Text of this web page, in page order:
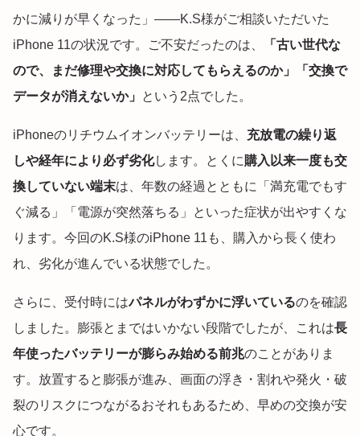
かに減りが早くなった」——K.S様がご相談いただいた
iPhone 11の状況です。ご不安だったのは、
「古い世代な
ので、まだ修理や交換に対応してもらえるのか」「交換で
データが消えないか」 という2点でした。
iPhoneのリチウムイオンバッテリーは、 充放電の繰り返
しや経年により必ず劣化します。とくに購入以来一度も交
換していない端末は、年数の経過とともに「満充電でもす
ぐ減る」「電源が突然落ちる」といった症状が出やすくな
ります。今回のK.S様のiPhone 11も、購入から長く使わ
れ、劣化が進んでいる状態でした。
さらに、受付時にはパネルがわずかに浮いているのを確認
しました。膨張とまではいかない段階でしたが、これは長
年使ったバッテリーが膨らみ始める前兆のことがありま
す。放置すると膨張が進み、画面の浮き・割れや発火・破
裂のリスクにつながるおそれもあるため、早めの交換が安
心です。